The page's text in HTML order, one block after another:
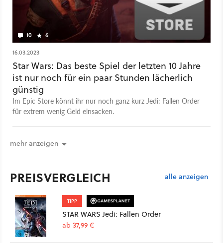
10 6
16.03.2023
Star Wars: Das beste Spiel der letzten 10 Jahre
ist nur noch für ein paar Stunden lächerlich
günstig
Im Epic Store könnt ihr nur noch ganz kurz Jedi: Fallen Order
für extrem wenig Geld einsacken.
mehr anzeigen
PREISVERGLEICH alle anzeigen
TIPP
STAR WARS Jedi: Fallen Order
ab 37,99 €